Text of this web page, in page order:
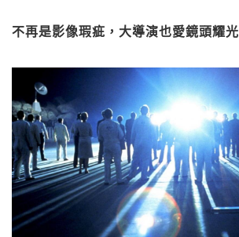
不再是影像瑕疵，大導演也愛鏡頭耀光